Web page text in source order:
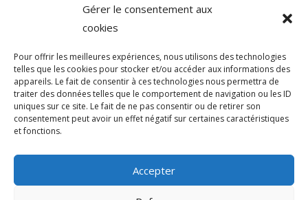
Gérer le consentement aux
cookies
Pour offrir les meilleures expériences, nous utilisons des technologies
telles que les cookies pour stocker et/ou accéder aux informations des
appareils. Le fait de consentir à ces technologies nous permettra de
traiter des données telles que le comportement de navigation ou les ID
uniques sur ce site. Le fait de ne pas consentir ou de retirer son
consentement peut avoir un effet négatif sur certaines caractéristiques
et fonctions.
Accepter
Les lundis, mardis et jeudis : de 8h à 12h et de
13h30 à 17h30.
Les vendredis : de 8h à 12h.
© 2026 Mairie de Tuchan | Site Internet réalisé
Mentions légales & Crédits–RGPD Protection